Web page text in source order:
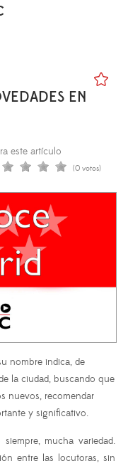
EN
este artículo
(0 votos)
nombre indica, de
la ciudad, buscando que
nuevos, recomendar
y significativo.
mucha variedad.
entre las locutoras, sin